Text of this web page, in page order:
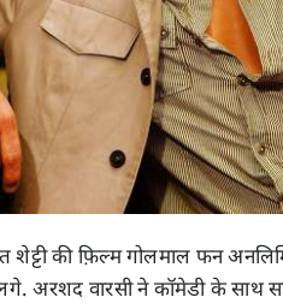
शेट्टी की फ़िल्म गोलमाल फन
अरशद वारसी ने कॉमेडी के साथ